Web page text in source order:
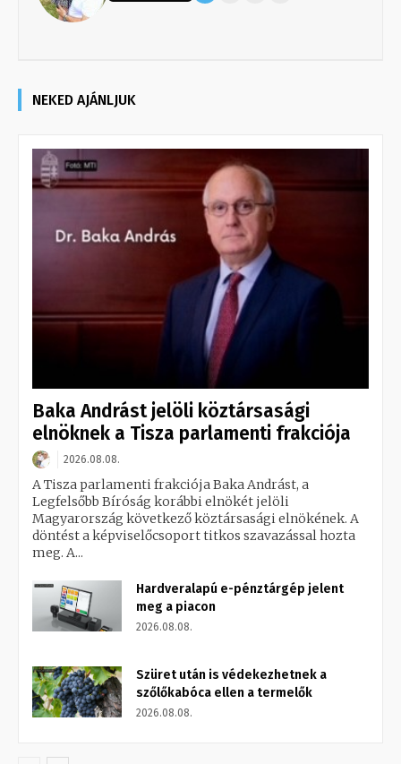
NEKED AJÁNLJUK
Baka Andrást jelöli köztársasági
elnöknek a Tisza parlamenti frakciója
2026.08.08.
A Tisza parlamenti frakciója Baka Andrást, a
Legfelsőbb Bíróság korábbi elnökét jelöli
Magyarország következő köztársasági elnökének. A
döntést a képviselőcsoport titkos szavazással hozta
meg. A...
Hardveralapú e-pénztárgép jelent
meg a piacon
2026.08.08.
Szüret után is védekezhetnek a
szőlőkabóca ellen a termelők
2026.08.08.